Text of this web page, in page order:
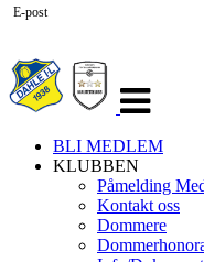
navigasjon
BLI MEDLEM
KLUBBEN
Påmelding
Kontakt oss
Dommere
E-post